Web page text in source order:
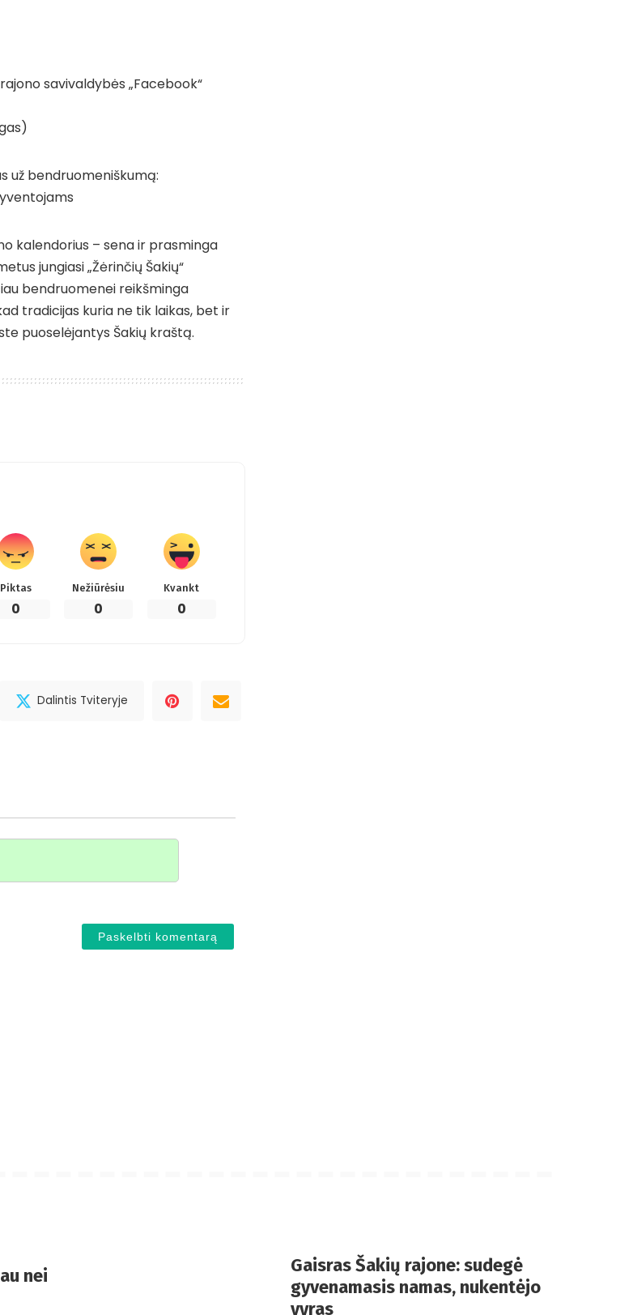
savivaldybės „Facebook“
už bendruomeniškumą:
kalendorius – sena ir prasminga
jungiasi „Žėrinčių Šakių“
bendruomenei reikšminga
tradicijas kuria ne tik laikas, bet ir
puoselėjantys Šakių kraštą.
Piktas
0
Nežiūrėsiu
0
Kvankt
0
Dalintis Tviteryje
nei
Gaisras Šakių rajone: sudegė
gyvenamasis namas, nukentėjo
vyras